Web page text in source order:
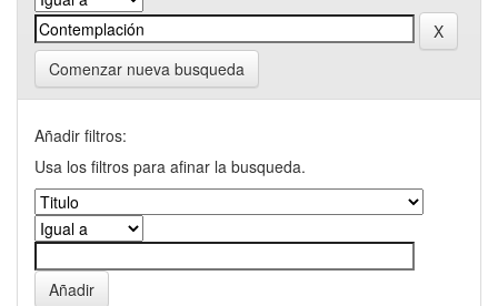
Comenzar nueva busqueda
Añadir filtros:
Usa los filtros para afinar la busqueda.